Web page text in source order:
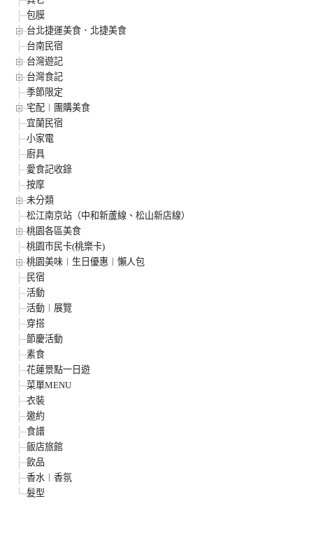
包膜
台北捷運美食．北捷美食
台南民宿
台灣遊記
台灣食記
季節限定
宅配︱團購美食
宜蘭民宿
小家電
廚具
愛食記收錄
按摩
未分類
松江南京站（中和新蘆線、松山新店線）
桃園各區美食
桃園市民卡(桃樂卡)
桃園美味︱生日優惠︱懶人包
民宿
活動
活動︱展覽
穿搭
節慶活動
素食
花蓮景點一日遊
菜單MENU
衣裝
邀約
食譜
飯店旅館
飲品
香水︱香氛
髮型